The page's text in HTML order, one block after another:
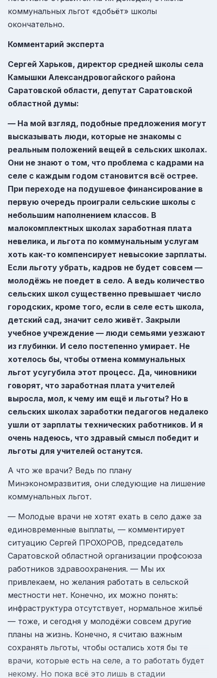
коммунальных льгот «добьёт» школы
окончательно.
Комментарий эксперта
Сергей Харьков, директор средней школы села
Камышки Александровогайского района
Саратовской области, депутат Саратовской
областной думы:
— На мой взгляд, подобные предложения могут
высказывать люди, которые не знакомы с
реальным положений вещей в сельских школах.
Они не знают о том, что проблема с кадрами на
селе с каждым годом становится всё острее.
При переходе на подушевое финансирование в
первую очередь проиграли сельские школы с
небольшим наполнением классов. В
малокомплектных школах заработная плата
невелика, и льгота по коммунальным услугам
хоть как-то компенсирует невысокие зарплаты.
Если льготу убрать, кадров не будет совсем —
молодёжь не поедет в село. А ведь количество
сельских школ существенно превышает число
городских, кроме того, если в селе есть школа,
детский сад, значит село живёт. Закрыли
учебное учреждение — люди семьями уезжают
из глубинки. И село постепенно умирает. Не
хотелось бы, чтобы отмена коммунальных
льгот усугубила этот процесс. Да, чиновники
говорят, что заработная плата учителей
выросла, мол, к чему им ещё и льготы? Но в
сельских школах заработки педагогов недалеко
ушли от зарплаты технических работников. И я
очень надеюсь, что здравый смысл победит и
льготы для учителей останутся.
А что же врачи? Ведь по плану
Минэкономразвития, они следующие на лишение
коммунальных льгот.
— Молодые врачи не хотят ехать в село даже за
единовременные выплаты, — комментирует
ситуацию Сергей ПРОХОРОВ, председатель
Саратовской областной организации профсоюза
работников здравоохранения. — Мы их
привлекаем, но желания работать в сельской
местности нет. Конечно, их можно понять:
инфраструктура отсутствует, нормальное жильё
— тоже, и сегодня у молодёжи совсем другие
планы на жизнь. Конечно, я считаю важным
сохранять льготы, чтобы остались хотя бы те
врачи, которые есть на селе, а то работать будет
некому. Но пока всё это лишь в стадии